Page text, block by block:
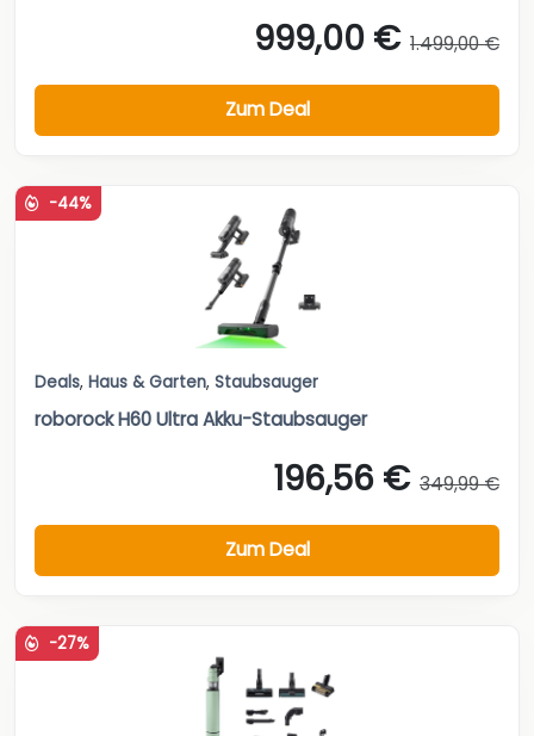
999,00 € 1.499,00 €
Zum Deal
-44%
Deals, Haus & Garten, Staubsauger
roborock H60 Ultra Akku-Staubsauger
196,56 € 349,99 €
Zum Deal
-27%